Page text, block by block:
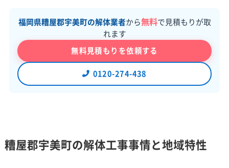
福岡県糟屋郡宇美町の解体業者から無料で見積もりが取
れます
無料見積もりを依頼する
0120-274-438
糟屋郡宇美町の解体工事事情と地域特性